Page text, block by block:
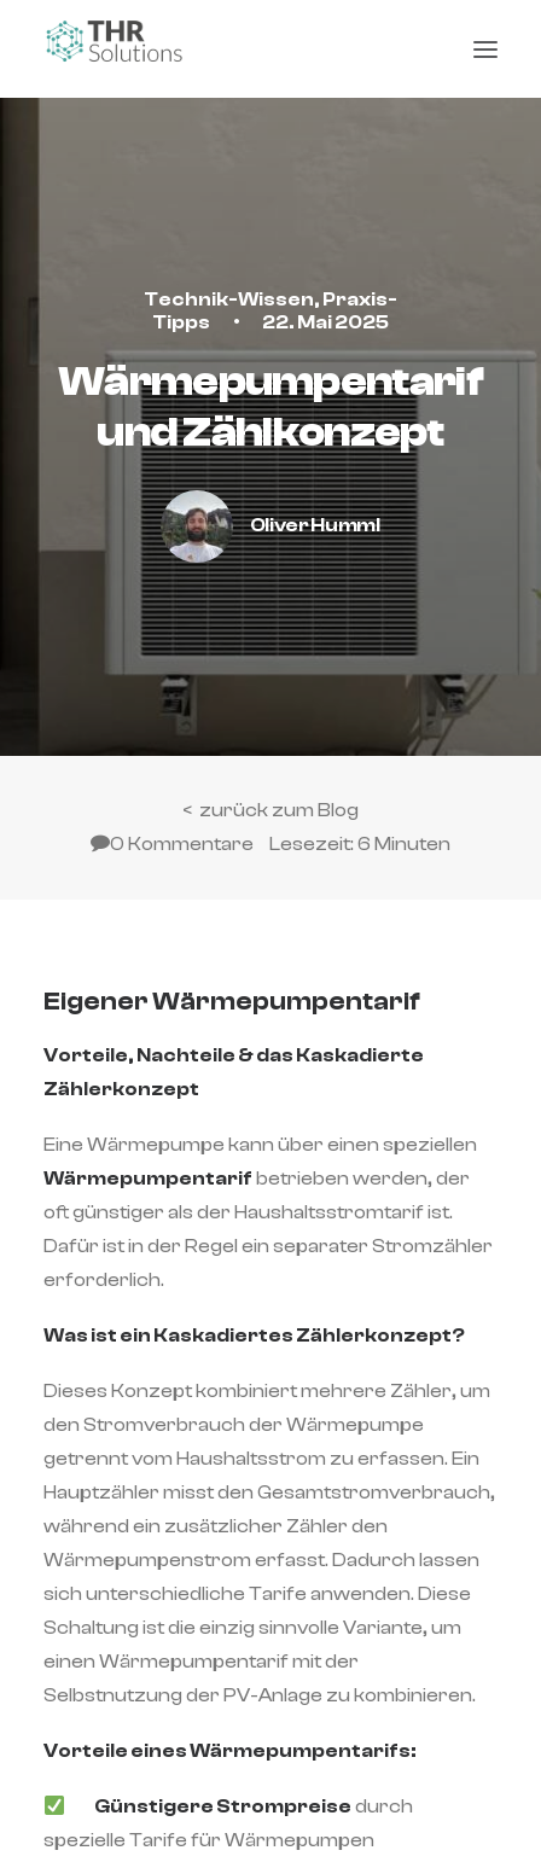
Technik-Wissen, Praxis-
Tipps
• 22. Mai 2025
Wärmepumpentarif
und Zählkonzept
Oliver Humml
< zurück zum Blog
0 Kommentare
Lesezeit: 6 Minuten
Eigener Wärmepumpentarif
Vorteile, Nachteile & das Kaskadierte
Zählerkonzept
Eine Wärmepumpe kann über einen speziellen
Wärmepumpentarif betrieben werden, der
oft günstiger als der Haushaltsstromtarif ist.
Dafür ist in der Regel ein separater Stromzähler
erforderlich.
Was ist ein Kaskadiertes Zählerkonzept?
Dieses Konzept kombiniert mehrere Zähler, um
den Stromverbrauch der Wärmepumpe
getrennt vom Haushaltsstrom zu erfassen. Ein
Hauptzähler misst den Gesamtstromverbrauch,
während ein zusätzlicher Zähler den
Wärmepumpenstrom erfasst. Dadurch lassen
sich unterschiedliche Tarife anwenden. Diese
Schaltung ist die einzig sinnvolle Variante, um
einen Wärmepumpentarif mit der
Selbstnutzung der PV-Anlage zu kombinieren.
Vorteile eines Wärmepumpentarifs:
Günstigere Strompreise durch
spezielle Tarife für Wärmepumpen